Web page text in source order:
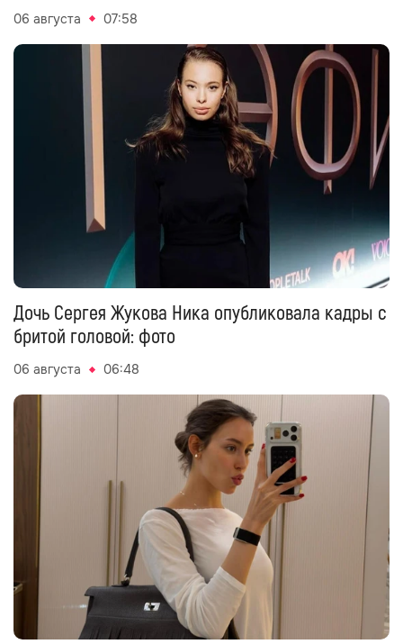
06 августа 07:58
Дочь Сергея Жукова Ника опубликовала кадры с
бритой головой: фото
06 августа 06:48